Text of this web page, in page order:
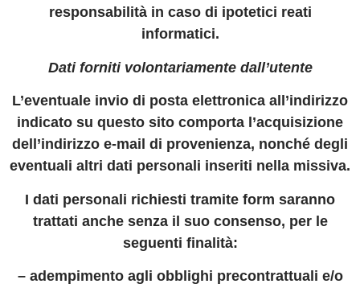
responsabilità in caso di ipotetici reati
informatici.
Dati forniti volontariamente dall’utente
L’eventuale invio di posta elettronica all’indirizzo
indicato su questo sito comporta l’acquisizione
dell’indirizzo e-mail di provenienza, nonché degli
eventuali altri dati personali inseriti nella missiva.
I dati personali richiesti tramite form saranno
trattati anche senza il suo consenso, per le
seguenti finalità:
– adempimento agli obblighi precontrattuali e/o